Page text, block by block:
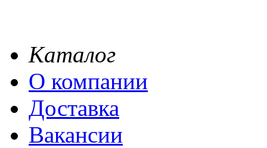
Каталог
О компании
Доставка
Вакансии